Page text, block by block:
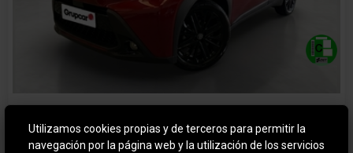
LIKE
Utilizamos cookies propias y de terceros para permitir la
navegación por la página web y la utilización de los servicios